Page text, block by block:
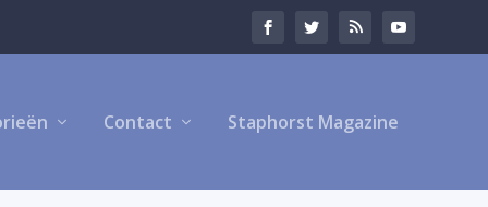
Contact Staphorst Magazine